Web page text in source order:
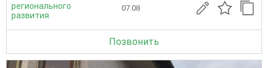
регионального
развития
07.08
Позвонить